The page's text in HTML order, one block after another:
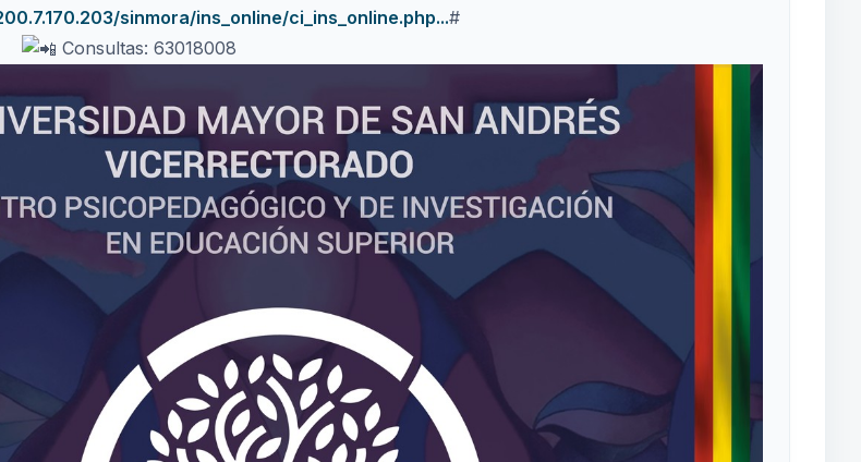
sinmora/ins_online/ci_ins_online.php...#
Consultas: 63018008